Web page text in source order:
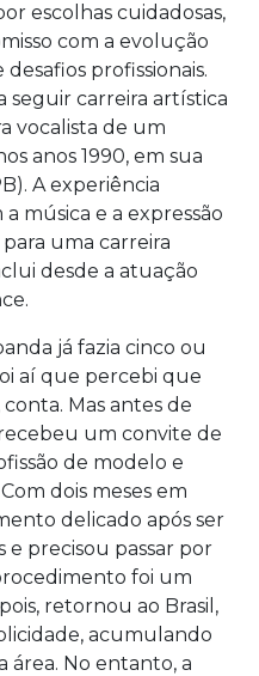
escolhas cuidadosas,
com a evolução
profissionais.
seguir carreira artística
vocalista de um
anos 1990, em sua
A experiência
música e a expressão
uma carreira
desde a atuação
já fazia cinco ou
aí que percebi que
Mas antes de
um convite de
de modelo e
dois meses em
delicado após ser
precisou passar por
foi um
retornou ao Brasil,
acumulando
área. No entanto, a